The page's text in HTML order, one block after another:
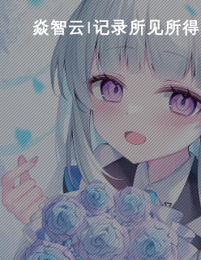
焱智云|记录所见所得